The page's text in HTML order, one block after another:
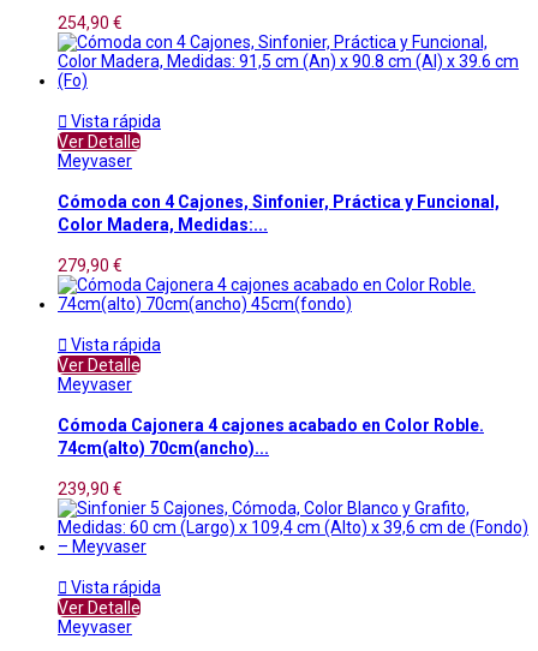
254,90 €
 Vista rápida
Ver Detalle
Meyvaser
Cómoda con 4 Cajones, Sinfonier, Práctica y Funcional,
Color Madera, Medidas:...
279,90 €
 Vista rápida
Ver Detalle
Meyvaser
Cómoda Cajonera 4 cajones acabado en Color Roble.
74cm(alto) 70cm(ancho)...
239,90 €
 Vista rápida
Ver Detalle
Meyvaser